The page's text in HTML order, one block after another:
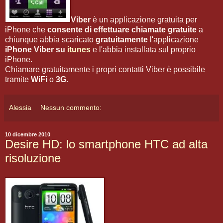
Viber è un applicazione gratuita per
iPhone che consente di effettuare chiamate gratuite a
chiunque abbia scaricato gratuitamente l'applicazione
iPhone Viber su itunes e l'abbia installata sul proprio
iPhone.
Chiamare gratuitamente i propri contatti Viber è possibile
tramite WiFi o 3G.
Alessia Nessun commento:
10 dicembre 2010
Desire HD: lo smartphone HTC ad alta
risoluzione